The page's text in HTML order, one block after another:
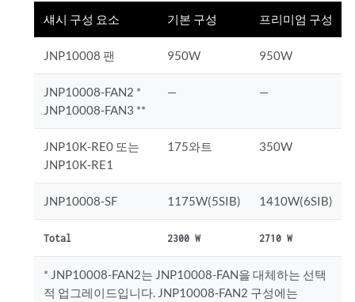
섀시 구성 요소 기본 구성 프리미엄 구성
JNP10008 팬 950W 950W
JNP10008-FAN2 *
JNP10008-FAN3 **
— —
JNP10K-RE0 또는
JNP10K-RE1
175와트 350W
JNP10008-SF 1175W(5SIB) 1410W(6SIB)
Total 2300 W 2710 W
* JNP10008-FAN2는 JNP10008-FAN을 대체하는 선택
적 업그레이드입니다. JNP10008-FAN2 구성에는